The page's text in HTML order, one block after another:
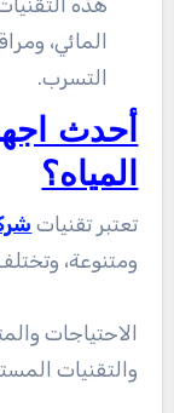
هذه
المائي،
التسرب.
أحدث
المياه؟
تعتبر تقنيات
ومتنوعة،
الاحتياجات
والتقنيات